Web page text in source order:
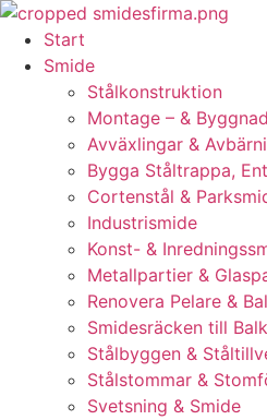
Skip
content
Start
Smide
Stålkonstruktion
Montage – &
Avväxlingar &
Bygga Ståltrappa,
Cortenstål &
Industrismide
Konst- &
Metallpartier &
Renovera Pelare &
Smidesräcken till
Stålbyggen &
Stålstommar &
Svetsning & Smide